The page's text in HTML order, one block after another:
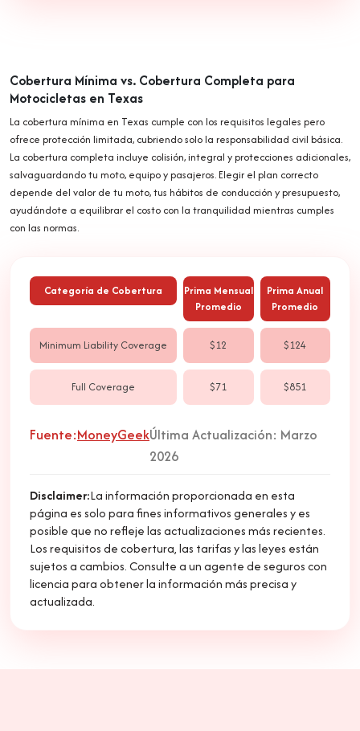
Cobertura Mínima vs. Cobertura Completa para
Motocicletas en Texas
La cobertura mínima en Texas cumple con los requisitos legales pero
ofrece protección limitada, cubriendo solo la responsabilidad civil básica.
La cobertura completa incluye colisión, integral y protecciones adicionales,
salvaguardando tu moto, equipo y pasajeros. Elegir el plan correcto
depende del valor de tu moto, tus hábitos de conducción y presupuesto,
ayudándote a equilibrar el costo con la tranquilidad mientras cumples
con las normas.
Categoría de Cobertura
Prima Mensual
Promedio
Prima Anual
Promedio
Minimum Liability Coverage $12 $124
Full Coverage $71 $851
Fuente:MoneyGeekÚltima Actualización: Marzo
2026
Disclaimer:La información proporcionada en esta
página es solo para fines informativos generales y es
posible que no refleje las actualizaciones más recientes.
Los requisitos de cobertura, las tarifas y las leyes están
sujetos a cambios. Consulte a un agente de seguros con
licencia para obtener la información más precisa y
actualizada.